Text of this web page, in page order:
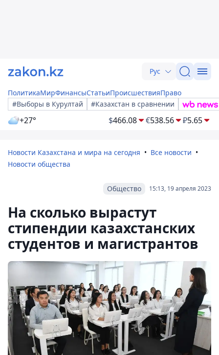
Рус
ПолитикаМирФинансыСтатьиПроисшествияПраво
#Выборы в Курултай
#Казахстан в сравнении
+27° $466.08 €538.56 ₽5.65
Новости Казахстана и мира на сегодня
Все новости
Новости общества
15:13, 19 апреля 2023
Общество
На сколько вырастут
стипендии казахстанских
студентов и магистрантов